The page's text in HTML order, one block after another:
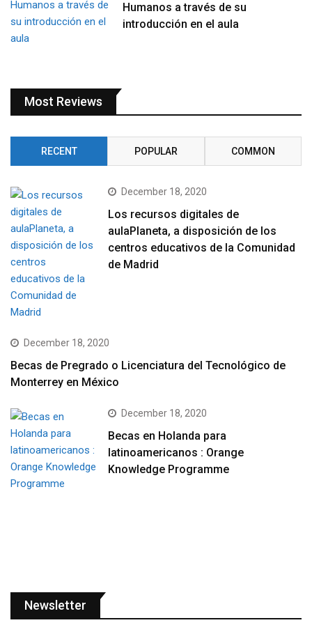
Humanos a través de su
introducción en el aula
Most Reviews
RECENT POPULAR COMMON
December 18, 2020
Los recursos digitales de
aulaPlaneta, a disposición de los
centros educativos de la Comunidad
de Madrid
December 18, 2020
Becas de Pregrado o Licenciatura del Tecnológico de
Monterrey en México
December 18, 2020
Becas en Holanda para
latinoamericanos : Orange
Knowledge Programme
Newsletter